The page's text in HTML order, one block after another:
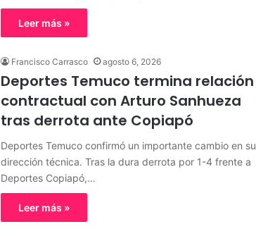
Leer más »
Francisco Carrasco agosto 6, 2026
Deportes Temuco termina relación
contractual con Arturo Sanhueza
tras derrota ante Copiapó
Deportes Temuco confirmó un importante cambio en su
dirección técnica. Tras la dura derrota por 1-4 frente a
Deportes Copiapó,…
Leer más »